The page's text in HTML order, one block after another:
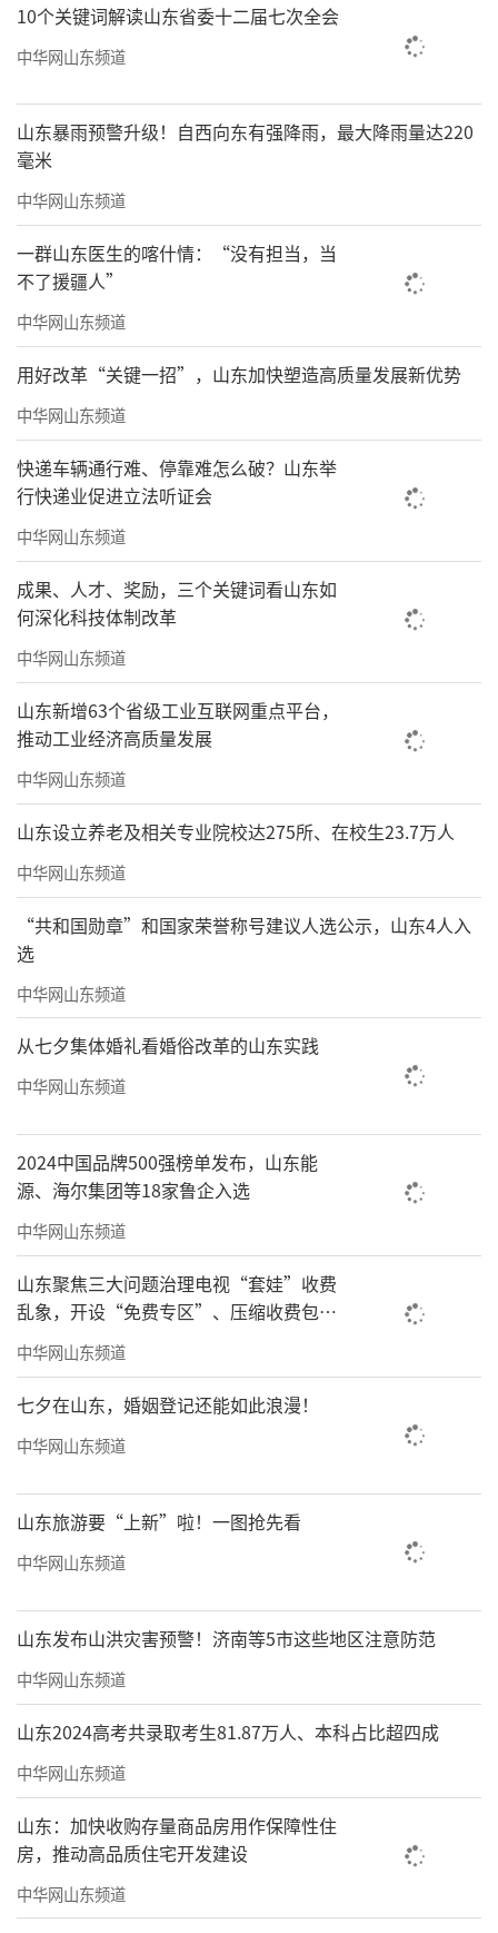
“巴适”不只是城市气质，也成为作品的一部分。
300多件作品，汇集29个国家和地区251位
艺术家，纵使分布在成都市美术馆（包含成都
市天府美术馆、成都市当代艺术馆）A、B两个
场馆里，都稍显拥挤。两个馆隔着天府艺术公
园的湖面相对而立，观众需要不断地在不同展
厅之间移动，才能慢慢感受到这一体量的庞
大。
作品数量密集，媒介类型繁多，空间刺激
也几乎是连续发生的。成都双年展不是一个展
厅只放两三件作品、让观众慢慢进入状态的展
览，相反，更像一个需要被持续穿行、持续遭
遇和持续接收信息的现场。
这种混合结构，在六个主题展区里被不断
放大。在很短的时间里，Hans Op de Beeck、
Julian Opie、宋冬与尹秀珍都会同时出现在你
的观看路径里。有个展厅被做成赛博朋克版上
海老弄堂的感觉，里面挂着金宇澄的画；上个
楼，又会看到五条人乐队演出时的舞台元素被
拆解重组，城中村发廊常见的旋转灯被做成高
跟鞋形态的装置；电影《宇宙探索编辑部》的
展区也是热门之一，孙一通的锅盖悬在半空，
你可以顶着它拍个照片。
开放、参与的公共氛围，是双年展吸引人的重要基础
被放进了展厅。它看上去像一句来自另一个时
代的话，却意外地成为理解这届成都双年展的
钥匙。因为它很难被归入一个单一的展览类
型。既不是只为审美经验服务的纯粹展览，也
不是一个甜蜜、轻松的文旅项目。一方面，它
要承担文化层面的表达功能，回应城市气质与
在地经验；另一方面，它也不可避免地被纳入
城市叙事之中，被期待产生影响力、带动关注
度，甚至成为阶段性的文化展示窗口。
10个关键词解读山东省委十二届七次全会
中华网山东频道
山东暴雨预警升级！自西向东有强降雨，最大降雨量达220
毫米
中华网山东频道
一群山东医生的喀什情：“没有担当，当
不了援疆人”
中华网山东频道
用好改革“关键一招”，山东加快塑造高质量发展新优势
中华网山东频道
快递车辆通行难、停靠难怎么破？山东举
行快递业促进立法听证会
中华网山东频道
成果、人才、奖励，三个关键词看山东如
何深化科技体制改革
中华网山东频道
山东新增63个省级工业互联网重点平台，
推动工业经济高质量发展
中华网山东频道
山东设立养老及相关专业院校达275所、在校生23.7万人
中华网山东频道
“共和国勋章”和国家荣誉称号建议人选公示，山东4人入
选
中华网山东频道
从七夕集体婚礼看婚俗改革的山东实践
中华网山东频道
2024中国品牌500强榜单发布，山东能
源、海尔集团等18家鲁企入选
中华网山东频道
山东聚焦三大问题治理电视“套娃”收费
乱象，开设“免费专区”、压缩收费包比
例70%以上
中华网山东频道
七夕在山东，婚姻登记还能如此浪漫！
中华网山东频道
山东旅游要“上新”啦！一图抢先看
中华网山东频道
山东发布山洪灾害预警！济南等5市这些地区注意防范
中华网山东频道
山东2024高考共录取考生81.87万人、本科占比超四成
中华网山东频道
山东：加快收购存量商品房用作保障性住
房，推动高品质住宅开发建设
中华网山东频道